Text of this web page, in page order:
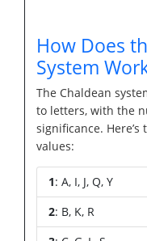
How Does
System
The Chaldean
to letters, with the
significance.
values:
1: A, I, J, Q, Y
2: B, K, R